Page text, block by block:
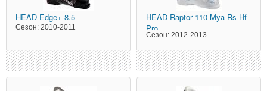
HEAD Edge+ 8.5
Сезон: 2010-2011
HEAD Raptor 110 Mya Rs Hf
Pro
Сезон: 2012-2013